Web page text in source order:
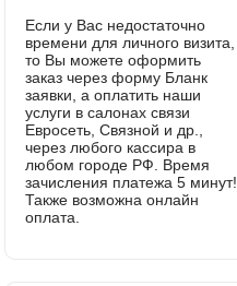
Если у Вас недостаточно
времени для личного визита,
то Вы можете оформить
заказ через форму Бланк
заявки, а оплатить наши
услуги в салонах связи
Евросеть, Связной и др.,
через любого кассира в
любом городе РФ. Время
зачисления платежа 5 минут!
Также возможна онлайн
оплата.